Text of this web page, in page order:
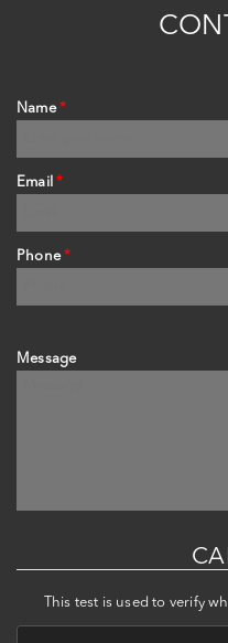
C
Name *
Email *
Phone *
Message
This test is used to verify